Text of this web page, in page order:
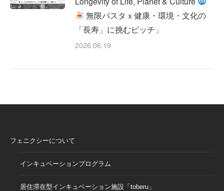
無限パスタｘ健康・環境・文化の
「長寿」に挑むピッチ」
2026.06.19
フェニクシーについて
インキュベーションプログラム
居住滞在型インキュベーション施設「toberu」